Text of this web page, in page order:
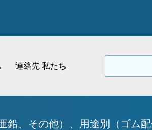
連絡先 私たち
、その他）、用途別（ゴム